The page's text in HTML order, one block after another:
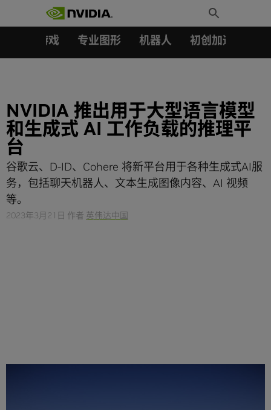
Toggle
Search
游戏 专业图形 机器人 初创加速会员成
NVIDIA 推出用于大型语言模型
和生成式 AI 工作负载的推理平
台
谷歌云、D-ID、Cohere 将新平台用于各种生成式AI服
务，包括聊天机器人、文本生成图像内容、AI 视频
等。
2023年3月21日 作者 英伟达中国